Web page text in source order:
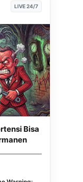
LIVE 24/7
Bisa